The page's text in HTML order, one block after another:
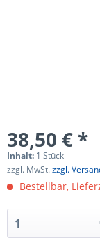
38,50 € *
Inhalt: 1 Stück
zzgl. MwSt.zzgl.
Bestellbar,